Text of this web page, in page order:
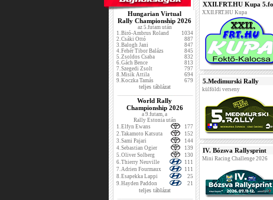
Hungarian Virtual
Rally Championship 2026
az 5.futam után
1.Biró-Ambrus Roland
1034
2.Csáki Ottó
887
3.Balogh Jani
847
4.Fehér Tibor Balázs
845
5.Zsoldos Csaba
832
6.Gách Bence
813
7.Szegedi Zsolt
797
8.Misik Attila
694
9.Koczka Tamás 679
teljes táblázat
World Rally
Championship 2026
a 9.futam, a
Rally Estonia után
1.Elfyn Ewans
177
2.Takamoto Katsuta
152
3.Sami Pajari
144
4.Sebastian Ogier
139
5.Oliver Solberg
130
6.Thierry Neuville
111
7.Adrien Fourmaux
111
8.Esapekka Lappi
25
9.Hayden Paddon 21
teljes táblázat
XXII.FRT.HU Kupa
XXII.FRT.HU Kupa
5.Medimurski Rally
külföldi verseny
IV. Bózsva Rallysprint
Mini Racing Challenge 2026